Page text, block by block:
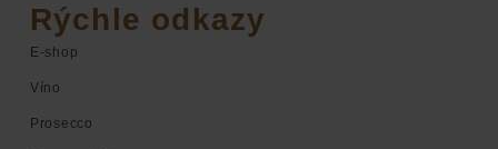
Rýchle odkazy
E-shop
Víno
Prosecco